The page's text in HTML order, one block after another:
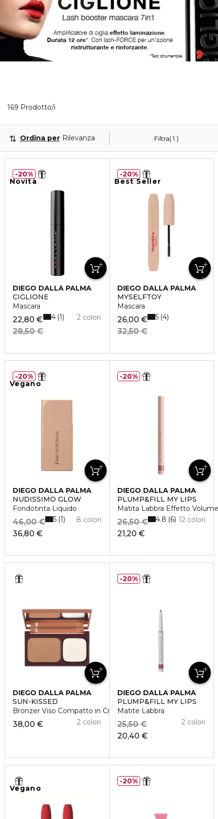
169 Prodotto/i
Filtra 1
Ordina per Rilevanza
Novità
DIEGO DALLA PALMA
CIGLIONE
Mascara
22,80 €
28,50 €
2 colori
4 1
20%
Best Seller
DIEGO DALLA PALMA
MYSELFTOY
Mascara
26,00 €
32,50 €
5 4
20%
Vegano
DIEGO DALLA PALMA
NUDISSIMO GLOW
Fondotinta Liquido
36,80 €
46,00 € 8 colori
5 1
20%
DIEGO DALLA PALMA
PLUMP&FILL MY LIPS
Matita Labbra Effetto Volume
21,20 €
26,50 € 12 colori
4.8 6
20%
DIEGO DALLA PALMA
SUN-KISSED
Bronzer Viso Compatto in Crema
38,00 € 2 colori
DIEGO DALLA PALMA
PLUMP&FILL MY LIPS
Matite Labbra
20,40 €
25,50 € 2 colori
20%
Vegano
20%